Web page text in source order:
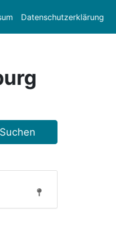
Datenschutzerklärung
Suchen